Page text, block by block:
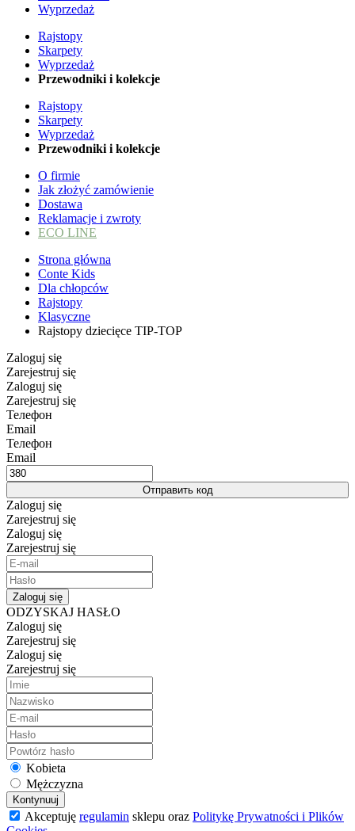
Wyprzedaż
Rajstopy
Skarpety
Wyprzedaż
Przewodniki i kolekcje
Rajstopy
Skarpety
Wyprzedaż
Przewodniki i kolekcje
O firmie
Jak złożyć zamówienie
Dostawa
Reklamacje i zwroty
ECO LINE
Strona główna
Conte Kids
Dla chłopców
Rajstopy
Klasyczne
Rajstopy dziecięce TIP-TOP
Zaloguj się
Zarejestruj się
Zaloguj się
Zarejestruj się
Телефон
Email
Телефон
Email
Отправить код
Zaloguj się
Zarejestruj się
Zaloguj się
Zarejestruj się
Zaloguj się
ODZYSKAJ HASŁO
Zaloguj się
Zarejestruj się
Zaloguj się
Zarejestruj się
Kobieta
Mężczyzna
Kontynuuj
Akceptuję regulamin sklepu oraz Politykę Prywatności i Plików